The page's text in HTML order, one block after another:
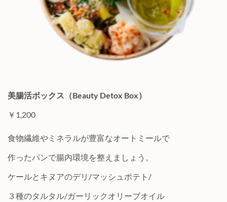
美腸活ボックス（Beauty Detox Box）
￥1,200
食物繊維やミネラルが豊富なオートミールで
作ったパンで腸内環境を整えましょう。
ケールとキヌアのデリ/マッシュポテト/
３種のタルタル/ガーリックオリーブオイル